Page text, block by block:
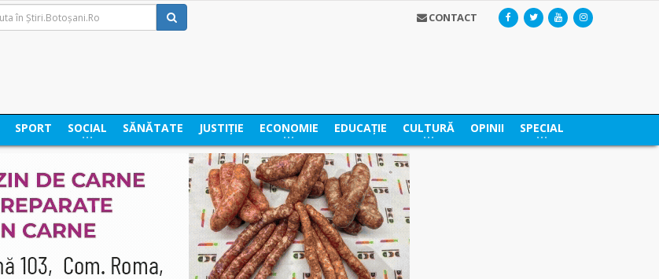
CONTACT
SPORT SOCIAL SĂNĂTATE JUSTIȚIE ECONOMIE EDUCAȚIE CULTURĂ OPINII SPECIAL